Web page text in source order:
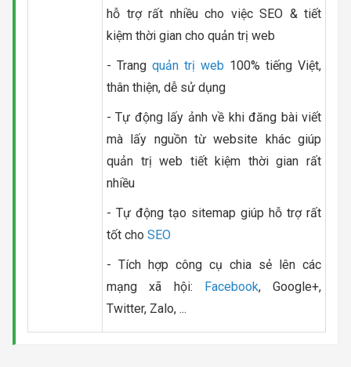
hỗ trợ rất nhiều cho việc SEO & tiết
kiệm thời gian cho quản trị web
- Trang quản trị web 100% tiếng Việt,
thân thiện, dễ sử dụng
- Tự động lấy ảnh về khi đăng bài viết
mà lấy nguồn từ website khác giúp
quản trị web tiết kiệm thời gian rất
nhiều
- Tự động tạo sitemap giúp hỗ trợ rất
tốt cho SEO
- Tích hợp công cụ chia sẻ lên các
mạng xã hội: Facebook, Google+,
Twitter, Zalo, ...